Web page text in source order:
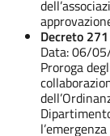
Decreto 271
Data: 06/
Proroga